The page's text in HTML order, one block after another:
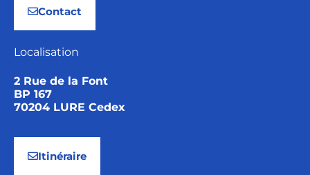
Contact
Localisation
2 Rue de la Font
BP 167
70204 LURE Cedex
Itinéraire